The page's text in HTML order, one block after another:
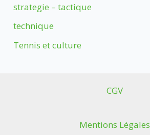
strategie – tactique
technique
Tennis et culture
CGV
Mentions Légales